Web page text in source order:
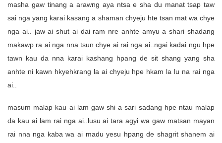
masha gaw tinang a arawng aya ntsa e sha du manat tsap taw
sai nga yang karai kasang a shaman chyeju hte tsan mat wa chye
nga ai.. jaw ai shut ai dai ram nre anhte amyu a shari shadang
makawp ra ai nga nna tsun chye ai rai nga ai..ngai kadai ngu hpe
tawn kau da nna karai kashang hpang de sit shang yang sha
anhte ni kawn hkyehkrang la ai chyeju hpe hkam la lu na rai nga
ai..
masum malap kau ai lam gaw shi a sari sadang hpe ntau malap
da kau ai lam rai nga ai..lusu ai tara agyi wa gaw matsan mayan
rai nna nga kaba wa ai madu yesu hpang de shagrit shanem ai